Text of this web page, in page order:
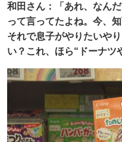
和田さん：「あれ、なん
って言ってたよね。今、
それで息子がやりたいや
い？これ、ほら“ドーナツ